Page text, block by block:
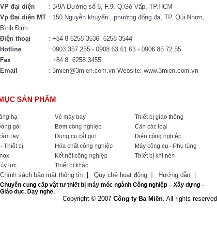
VP đại diện
: 3/9A Đường số 6, F.9, Q.Gò Vấp, TP.HCM
Vp Đại diện MT : 150 Nguyễn khuyến , phường đống đa, TP. Qui Nhơn,
Bình Định
Điện thoại
: +84 8 6258 3536 6258 3544
Hotline
: 0903.357.255 - 0908 63 61 63 - 0906 85 72 55
Fax
: +84 8 6258 3455
Email
: 3mien@3mien.com.vn Website: www.3mien.com.vn
SẢN PHẨM
hạ Vé máy bay
Thiết bị giao thông
gói
Bơm công nghiệp
Cân các loại
tay
Dụng cụ cắt gọt
Điện công nghiệp
Thiết bị
Hóa chất công nghiệp
Máy công cụ - Phụ tùng
Kết nối công nghiệp
Thiết bị khí nén
lực
Thiết bị khác
Chính sách bảo mật thông tin Quy chế hoạt động Hướng dẫn
Chuyên cung cấp vật tư thiết bị máy móc ngành Công nghiệp – Xây dựng –
Giáo dục, Dạy nghề.
Copyright © 2007 Công ty Ba Miền. All rights reserved